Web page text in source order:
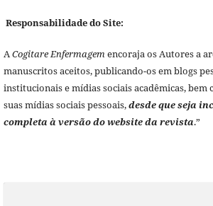
Responsabilidade do Site:
A Cogitare Enfermagem encoraja os Autores a
manuscritos aceitos, publicando-os em blogs
institucionais e mídias sociais acadêmicas, bem
suas mídias sociais pessoais,desde que seja
completa à versão do website da revista.”